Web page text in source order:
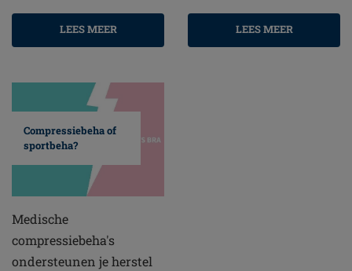
LEES MEER LEES MEER
Compressiebeha of
sportbeha?
Medische
compressiebeha's
ondersteunen je herstel